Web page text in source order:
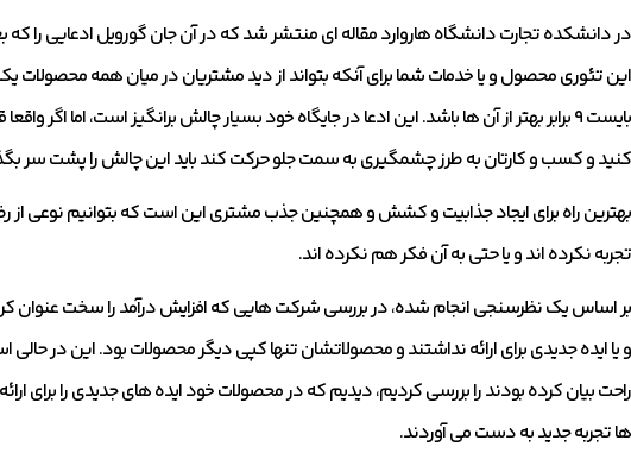
این تئوری محصول و یا خدمات شما برای آنکه بتواند از دید مشتریان در میان همه
بایست ۹ برابر بهتر از آن ها باشد. این ادعا در جایگاه خود بسیار چالش برانگیز است، اما
کنید و کسب و کارتان به طرز چشمگیری به سمت جلو حرکت کند باید این چالش را پشت سر
بهترین راه برای ایجاد جذابیت و کشش و همچنین جذب مشتری این است که بتوانیم نوعی از
تجربه نکرده اند و یا حتی به آن فکر هم نکرده اند.
بر اساس یک نظرسنجی انجام شده، در بررسی شرکت هایی که افزایش درآمد را سخت
و یا ایده جدیدی برای ارائه نداشتند و محصولاتشان تنها کپی دیگر محصولات بود. این در
راحت بیان کرده بودند را بررسی کردیم، دیدیم که در محصولات خود ایده های جدیدی را برای
ها تجربه جدید به دست می آوردند.